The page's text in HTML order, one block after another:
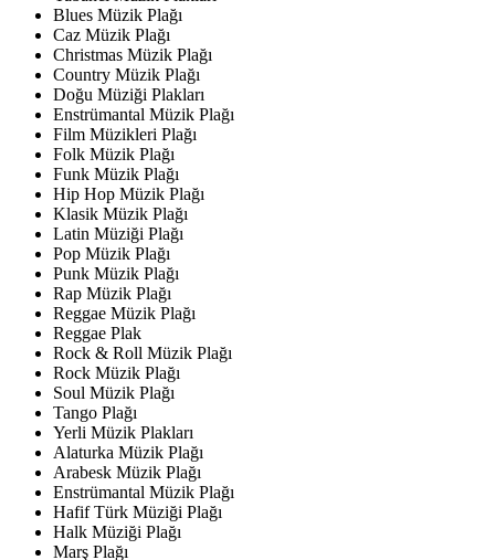
Blues Müzik Plağı
Caz Müzik Plağı
Christmas Müzik Plağı
Country Müzik Plağı
Doğu Müziği Plakları
Enstrümantal Müzik Plağı
Film Müzikleri Plağı
Folk Müzik Plağı
Funk Müzik Plağı
Hip Hop Müzik Plağı
Klasik Müzik Plağı
Latin Müziği Plağı
Pop Müzik Plağı
Punk Müzik Plağı
Rap Müzik Plağı
Reggae Müzik Plağı
Reggae Plak
Rock & Roll Müzik Plağı
Rock Müzik Plağı
Soul Müzik Plağı
Tango Plağı
Yerli Müzik Plakları
Alaturka Müzik Plağı
Arabesk Müzik Plağı
Enstrümantal Müzik Plağı
Hafif Türk Müziği Plağı
Halk Müziği Plağı
Marş Plağı